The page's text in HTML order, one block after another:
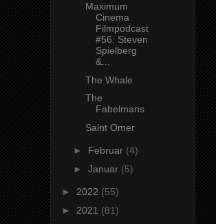
Maximum
Cinema
Filmpodcast
#56: Steven
Spielberg
&...
The Whale
The
Fabelmans
Saint Omer
► Februar (4)
► Januar (5)
► 2022 (55)
► 2021 (81)